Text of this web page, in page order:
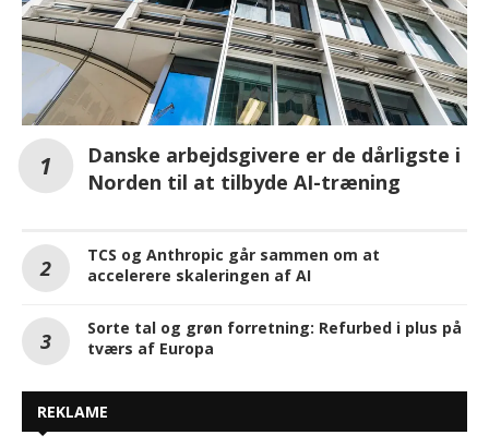
Danske arbejdsgivere er de dårligste i
Norden til at tilbyde AI-træning
TCS og Anthropic går sammen om at
accelerere skaleringen af AI
Sorte tal og grøn forretning: Refurbed i plus på
tværs af Europa
REKLAME